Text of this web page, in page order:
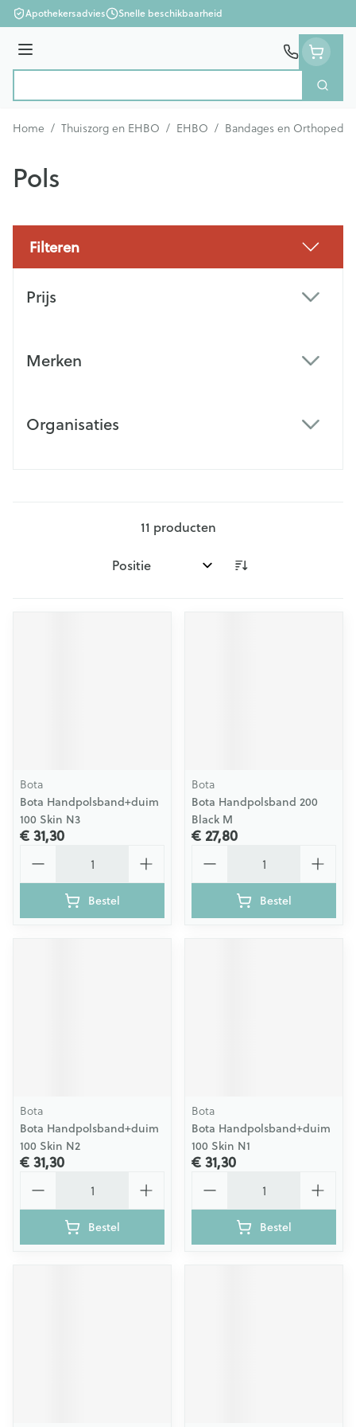
Ga naar de inhoud
Apothekersadvies Snelle beschikbaarheid
Menu
Zoek
Home / Thuiszorg en EHBO / EHBO / Bandages en
Pols
Filteren
Prijs
Merken
Organisaties
11 producten
Sorteer op:
Bota
Bota Handpolsband+duim
100 Skin N3
€ 31,30
Bestel
Bota
Bota Handpolsband 200
Black M
€ 27,80
Bestel
Bota
Bota Handpolsband+duim
100 Skin N2
€ 31,30
Bestel
Bota
Bota Handpolsband+duim
100 Skin N1
€ 31,30
Bestel